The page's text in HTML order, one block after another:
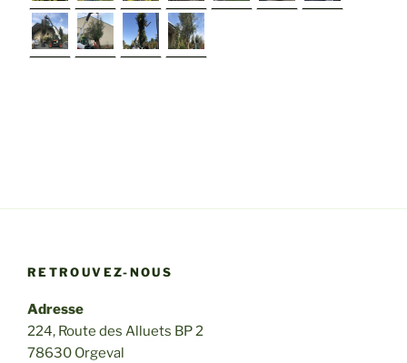
RETROUVEZ-NOUS
Adresse
224, Route des Alluets BP 2
78630 Orgeval